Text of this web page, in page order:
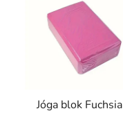
Jóga blok Fuchsia